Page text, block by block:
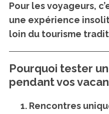
Pour les voyageurs,
une expérience
loin du tourisme
Pourquoi tester
pendant vos
Rencontres